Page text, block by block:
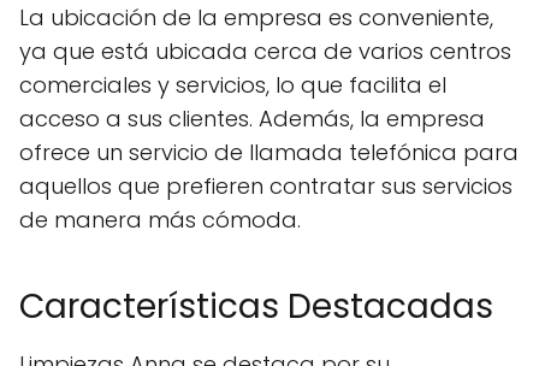
La ubicación de la empresa es conveniente,
ya que está ubicada cerca de varios centros
comerciales y servicios, lo que facilita el
acceso a sus clientes. Además, la empresa
ofrece un servicio de llamada telefónica para
aquellos que prefieren contratar sus servicios
de manera más cómoda.
Características Destacadas